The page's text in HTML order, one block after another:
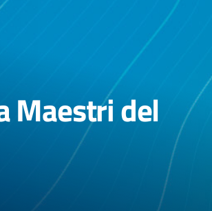
Maestri del